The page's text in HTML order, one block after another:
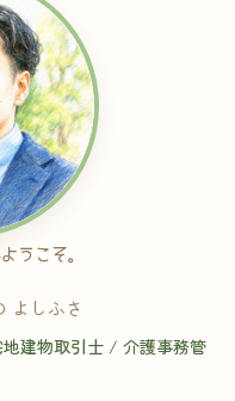
うこそ。
よしふさ
建物取引士 / 介護事務管